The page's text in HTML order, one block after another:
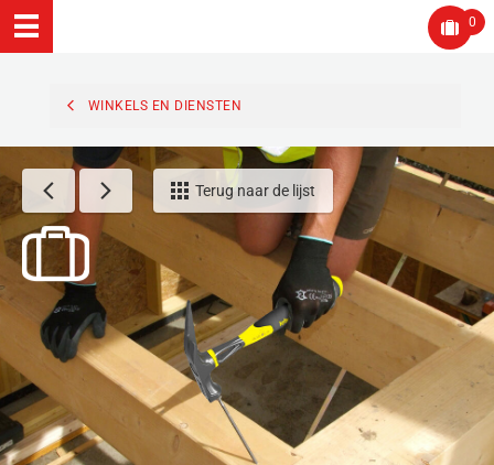
0
WINKELS EN DIENSTEN
Terug naar de lijst